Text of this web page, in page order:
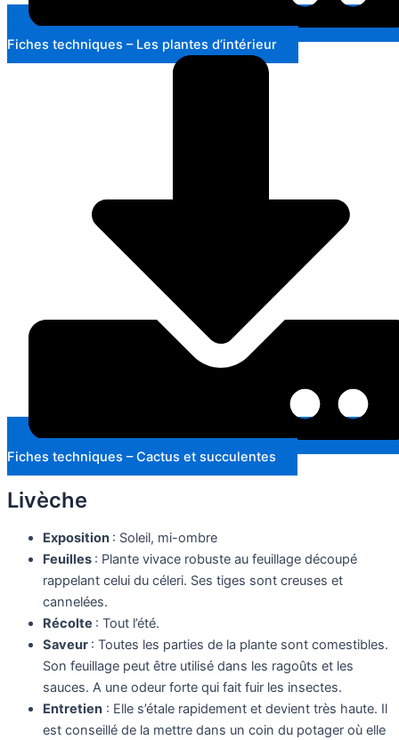
Fiches techniques – Les plantes d’intérieur
Fiches techniques – Cactus et succulentes
Livèche
Exposition : Soleil, mi-ombre
Feuilles : Plante vivace robuste au feuillage découpé
rappelant celui du céleri. Ses tiges sont creuses et
cannelées.
Récolte : Tout l’été.
Saveur : Toutes les parties de la plante sont comestibles.
Son feuillage peut être utilisé dans les ragoûts et les
sauces. A une odeur forte qui fait fuir les insectes.
Entretien : Elle s’étale rapidement et devient très haute. Il
est conseillé de la mettre dans un coin du potager où elle